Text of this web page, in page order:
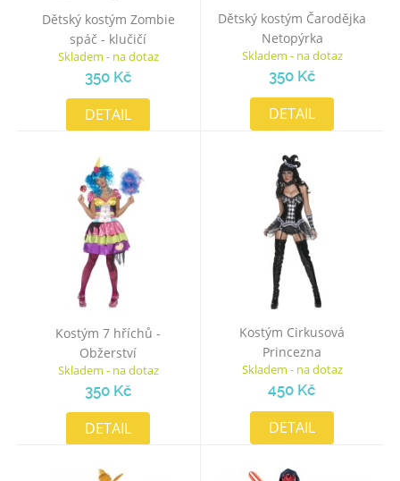
Dětský kostým Zombie
spáč - klučičí
Skladem - na dotaz
350 Kč
DETAIL
Dětský kostým Čarodějka
Netopýrka
Skladem - na dotaz
350 Kč
DETAIL
Kostým 7 hříchů -
Obžerství
Skladem - na dotaz
350 Kč
DETAIL
Kostým Cirkusová
Princezna
Skladem - na dotaz
450 Kč
DETAIL